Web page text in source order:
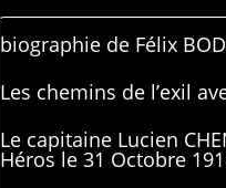
biographie de Félix
Les chemins de l’exil
Le capitaine Lucien
Héros le 31 Octobre